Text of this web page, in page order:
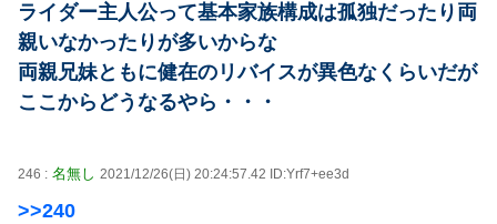
ライダー主人公って基本家族構成は孤独だったり両
親いなかったりが多いからな
両親兄妹ともに健在のリバイスが異色なくらいだが
ここからどうなるやら・・・
246 : 名無し 2021/12/26(日) 20:24:57.42 ID:Yrf7+ee3d
>>240